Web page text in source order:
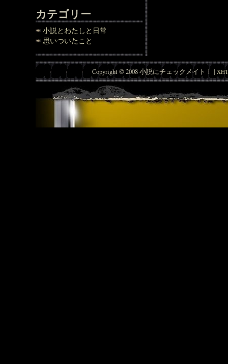
カテゴリー
小説とわたしと日常
思いついたこと
Copyright © 2008 小説にチェックメイト！ |